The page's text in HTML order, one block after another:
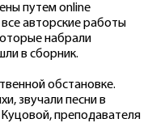
путем online
все авторские работы
набрали
в сборник.
обстановке.
звучали песни в
преподавателя